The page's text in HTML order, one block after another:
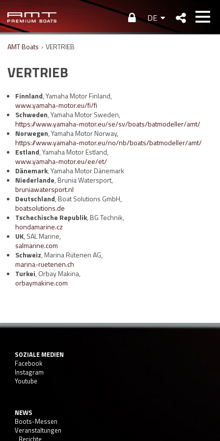
DE
AMT Boats › VERTRIEB
VERTRIEB
Finnland, Yamaha Motor Finland,
www.yamaha-motor.eu/fi/fi
Schweden, Yamaha Motor Sweden,
https://www.yamaha-motor.eu/se/sv/boats/batmodeller/amt/
Norwegen, Yamaha Motor Norway,
https://www.yamaha-motor.eu/no/nb/boats/batmodeller/amt/
Estland, Yamaha Motor Estland,
www.yamaha-motor.eu/ee/et/
Dänemark, Yamaha Motor Dänemark
Niederlande, Brunia Watersport,
bruniawatersport.nl
Deutschland, Boat Solutions GmbH,
boatsolutions.de
Tschechische Republik, BG Technik,
hondamarine.cz
UK, SAL Marine,
salmarine.com
Schweiz, Marina Rütenen AG,
marina-ruetenen.ch
Turkei, Orbay Makina,
orbaymakine.com
SOZIALE MEDIEN
Facebook
Instagram
Youtube
NEWS
Boots-Messen
Veranstaltungen
Berichte